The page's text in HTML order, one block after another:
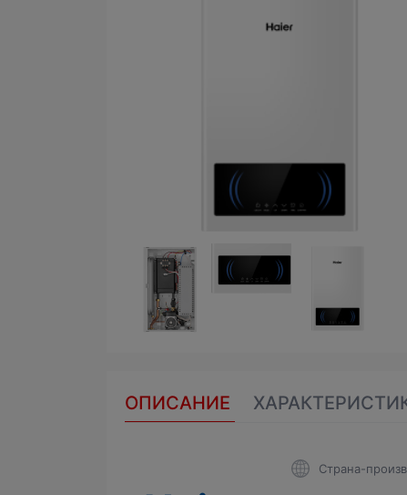
ОПИСАНИЕ
Страна-